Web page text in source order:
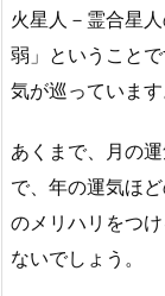
火星人－霊合星
弱」ということ
気が巡っています
あくまで、月の
で、年の運気ほ
のメリハリをつ
ないでしょう。